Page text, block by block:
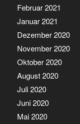
Februar 2021
Januar 2021
Dezember 2020
November 2020
Oktober 2020
August 2020
Juli 2020
Juni 2020
Mai 2020